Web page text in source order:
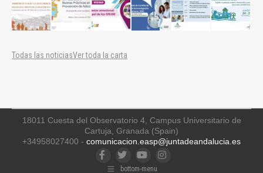
Todas las noticiasVer toda la carta
18011 Cuesta del Observatorio 4, Campus Universitario de
Cartuja, Granada (Spain)
+34958027400 - comunicacion.easp@juntadeandalucia.es
FacebookTwitterYouTubeInstagram
bottom-menu